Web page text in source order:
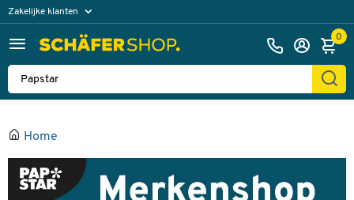
Zakelijke klanten
Particuliere klanten 0
Home